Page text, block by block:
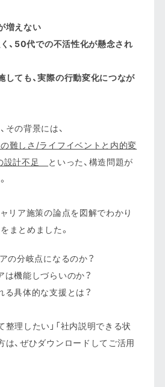
増えない
、50代での不活性化が懸念され
しても、実際の行動変化につなが
その背景には、
難しさ/ライフイベントと内的変
設計不足 といった、構造問題が
リア施策の論点を図解でわかり
まとめました。
の分岐点になるのか？
は機能しづらいのか？
る具体的な支援とは？
整理したい」「社内説明できる状
は、ぜひダウンロードしてご活用